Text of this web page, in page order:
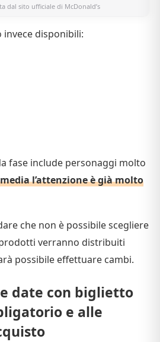
dal sito ufficiale di McDonald’s
invece disponibili:
fase include personaggi molto
l’attenzione è già molto
che non è possibile scegliere
verranno distribuiti
possibile effettuare cambi.
date con biglietto
e alle